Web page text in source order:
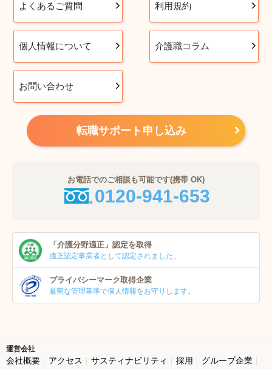
よくあるご質問 利用規約
個人情報について 介護職コラム
お問い合わせ
転職サポート申し込み
お電話でのご相談も可能です(携帯 OK)
0120-941-653
「介護分野適正」 認定を取得
適正認定事業者として認定されました。
プライバシーマーク取得企業
厳密な管理基準で個人情報をお守りします。
運営会社
会社概要 アクセス サスティナビリティ 採用
グループ企業